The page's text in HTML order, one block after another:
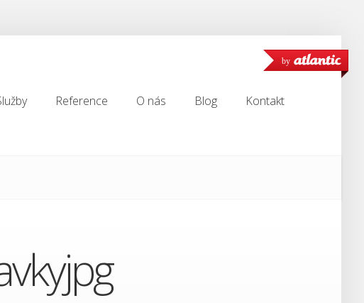
by
Reference
O nás
Blog
Kontakt